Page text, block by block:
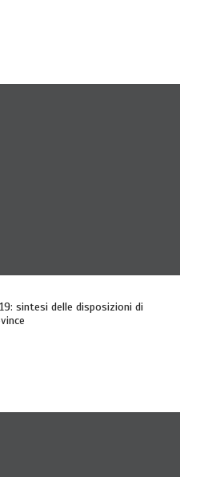
sintesi delle disposizioni di